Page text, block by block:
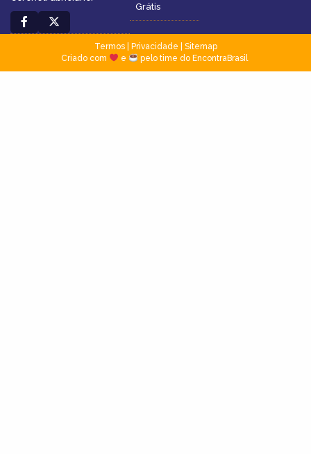
Grátis
Termos| Privacidade
Sitemap
Criado com
e pelo time do EncontraBrasil